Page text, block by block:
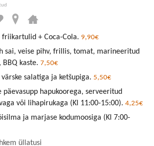
friikartulid + Coca-Cola. 9,90€
sai, veise pihv, frillis, tomat, marineeritud
BBQ kaste. 7,50€
salatiga ja ketšupiga. 5,50€
hapukoorega, serveeritud
või lihapirukaga (Kl 11:00-15:00). 4,25€
ja marjase kodumoosiga (Kl 7:00-
üllatusi